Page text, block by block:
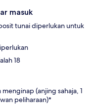
masuk
tunai diperlukan untuk
18
(anjing sahaja, 1
peliharaan)*